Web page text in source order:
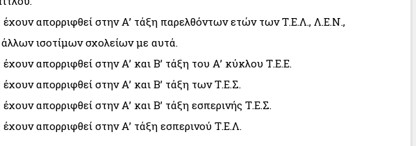
έχουν απορριφθεί στην Α’ τάξη παρελθόντων ετών των Τ.Ε.Λ., Λ.Ε.Ν.,
ισοτίμων σχολείων με αυτά.
απορριφθεί στην Α’ και Β’ τάξη του Α’ κύκλου Τ.Ε.Ε.
απορριφθεί στην Α’ και Β’ τάξη των Τ.Ε.Σ.
απορριφθεί στην Α’ και Β’ τάξη εσπερινής Τ.Ε.Σ.
απορριφθεί στην Α’ τάξη εσπερινού Τ.Ε.Λ.